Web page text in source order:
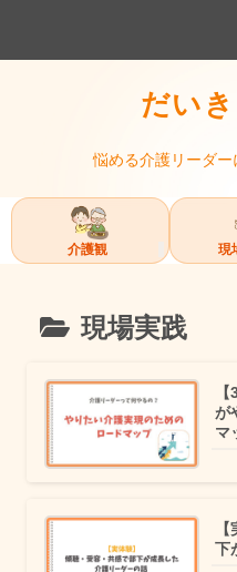
だい
悩める介護リーダー
介護観 現
現場実践
が
マ
下